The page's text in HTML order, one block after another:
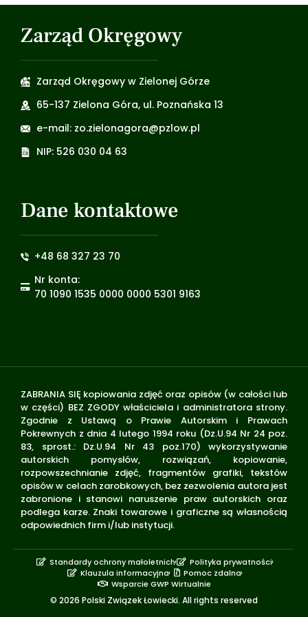
Zarząd Okręgowy
Zarząd Okręgowy w Zielonej Górze
65-137 Zielona Góra, ul. Poznańska 13
e-mail: zo.zielonagora@pzlow.pl
NIP: 526 030 04 63
Dane kontaktowe
+48 68 327 23 70
Nr konta:
70 1090 1535 0000 0000 5301 9163
ZABRANIA SIĘ kopiowania zdjęć oraz opisów (w całości lub
w części) BEZ ZGODY właściciela i administratora strony.
Zgodnie z Ustawą o Prawie Autorskim i Prawach
Pokrewnych z dnia 4 lutego 1994 roku (Dz.U.94 Nr 24 poz.
83, sprost.: Dz.U.94 Nr 43 poz.170) wykorzystywanie
autorskich pomysłów, rozwiązań, kopiowanie,
rozpowszechnianie zdjęć, fragmentów grafiki, tekstów
opisów w celach zarobkowych, bez zezwolenia autora jest
zabronione i stanowi naruszenie praw autorskich oraz
podlega karze. Znaki towarowe i graficzne są własnością
odpowiednich firm i/lub instytucji.
© 2026 Polski Związek Łowiecki. All rights reserved
Standardy ochrony małoletnich
Polityka prywatności
Klauzula informacyjna
Pomoc zdalna
Wsparcie GWP Wirtualnie